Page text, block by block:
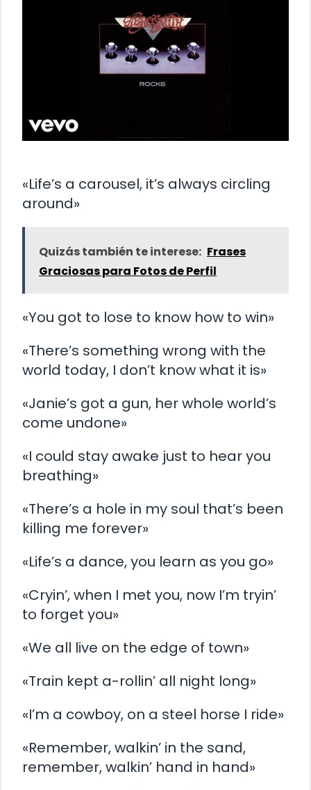
«Life’s a carousel, it’s always circling
around»
Quizás también te interese: Frases
Graciosas para Fotos de Perfil
«You got to lose to know how to win»
«There’s something wrong with the
world today, I don’t know what it is»
«Janie’s got a gun, her whole world’s
come undone»
«I could stay awake just to hear you
breathing»
«There’s a hole in my soul that’s been
killing me forever»
«Life’s a dance, you learn as you go»
«Cryin’, when I met you, now I’m tryin’
to forget you»
«We all live on the edge of town»
«Train kept a-rollin’ all night long»
«I’m a cowboy, on a steel horse I ride»
«Remember, walkin’ in the sand,
remember, walkin’ hand in hand»